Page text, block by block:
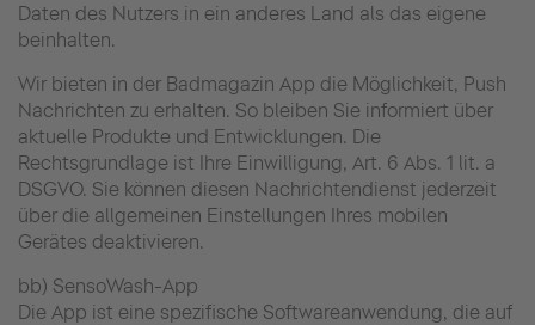
Daten des Nutzers in ein anderes Land als das eigene
beinhalten.
Wir bieten in der Badmagazin App die Möglichkeit, Push
Nachrichten zu erhalten. So bleiben Sie informiert über
aktuelle Produkte und Entwicklungen. Die
Rechtsgrundlage ist Ihre Einwilligung, Art. 6 Abs. 1 lit. a
DSGVO. Sie können diesen Nachrichtendienst jederzeit
über die allgemeinen Einstellungen Ihres mobilen
Gerätes deaktivieren.
bb) SensoWash-App
Die App ist eine spezifische Softwareanwendung, die auf